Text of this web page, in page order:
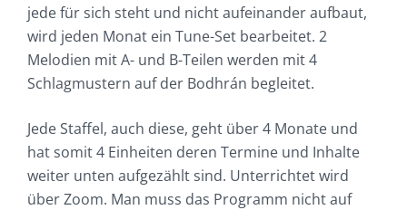
jede für sich steht und nicht aufeinander aufbaut,
wird jeden Monat ein Tune-Set bearbeitet. 2
Melodien mit A- und B-Teilen werden mit 4
Schlagmustern auf der Bodhrán begleitet.
Jede Staffel, auch diese, geht über 4 Monate und
hat somit 4 Einheiten deren Termine und Inhalte
weiter unten aufgezählt sind. Unterrichtet wird
über Zoom. Man muss das Programm nicht auf